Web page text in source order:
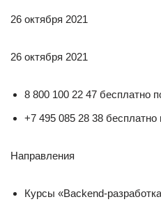
26 октября 2021
26 октября 2021
8 800 100 22 47 бесплатно
+7 495 085 28 38
Направления
Курсы «Backend-